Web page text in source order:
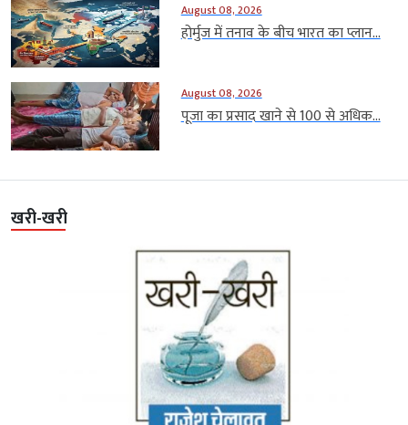
August 08, 2026
होर्मुज में तनाव के बीच भारत का प्लान...
August 08, 2026
पूजा का प्रसाद खाने से 100 से अधिक...
खरी-खरी